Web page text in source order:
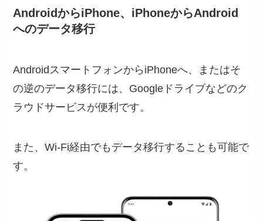
AndroidからiPhone、iPhoneからAndroid
へのデータ移行
AndroidスマートフォンからiPhoneへ、またはそ
の逆のデータ移行には、Googleドライブなどのク
ラウドサービスが便利です。
また、Wi-Fi経由でもデータ移行することも可能で
す。